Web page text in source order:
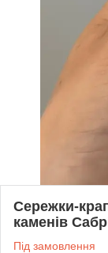
Сережки-
каменів
Під замовлення